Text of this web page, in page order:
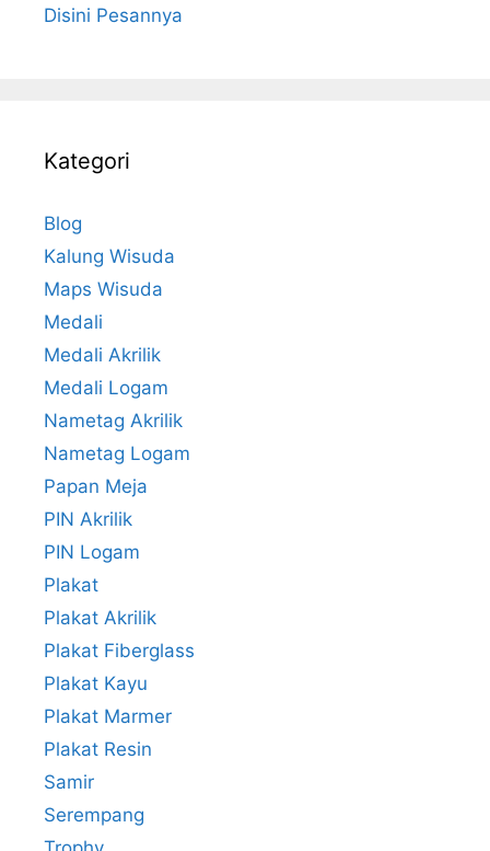
Disini Pesannya
Kategori
Blog
Kalung Wisuda
Maps Wisuda
Medali
Medali Akrilik
Medali Logam
Nametag Akrilik
Nametag Logam
Papan Meja
PIN Akrilik
PIN Logam
Plakat
Plakat Akrilik
Plakat Fiberglass
Plakat Kayu
Plakat Marmer
Plakat Resin
Samir
Serempang